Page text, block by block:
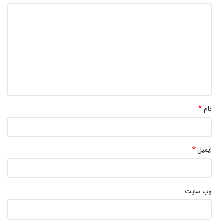
نام*
ایمیل*
وب‌ سایت